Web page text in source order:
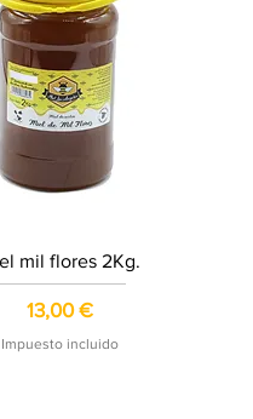
mil flores 2Kg.
Precio
13,00 €
Impuesto incluido